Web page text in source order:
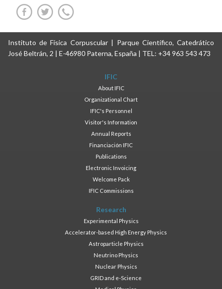
Instituto de Física Corpuscular | Parque Científico, Catedrático
José Beltrán, 2 | E-46980 Paterna, España | TEL: +34 963 543 473
IFIC
About IFIC
Organizational Chart
IFIC's Personnel
Visitor's Information
Annual Reports
Financiación IFIC
Publications
Electronic Invoicing
Welcome Pack
IFIC Commissions
Research
Experimental Physics
Accelerator-based High Energy Physics
Astroparticle Physics
Neutrino Physics
Nuclear Physics
GRID and e-Science